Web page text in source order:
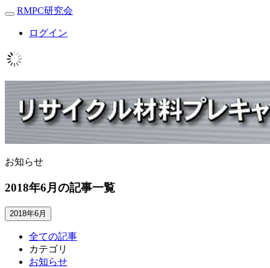
Toggle
navigation
RMPC研究会
ログイン
お知らせ
2018年6月の記事一覧
2018年6月
全ての記事
カテゴリ
お知らせ